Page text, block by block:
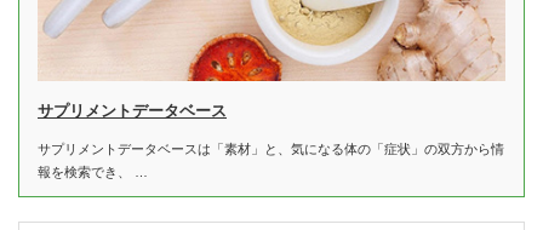
サプリメントデータベース
サプリメントデータベースは「素材」と、気になる体の「症状」の双方から情
報を検索でき、 …